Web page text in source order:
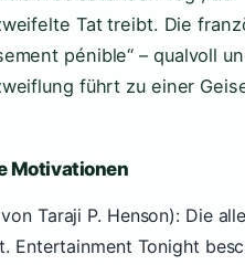
Tat treibt. Die
pénible“ – qualvoll
führt zu einer
Motivationen
Taraji P. Henson): Die
Entertainment Tonight